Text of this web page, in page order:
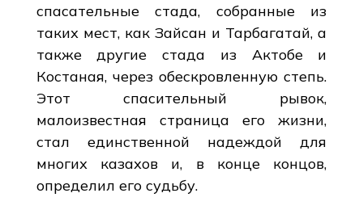
спасательные стада, собранные из
таких мест, как Зайсан и Тарбагатай, а
также другие стада из Актобе и
Костаная, через обескровленную степь.
Этот спасительный рывок,
малоизвестная страница его жизни,
стал единственной надеждой для
многих казахов и, в конце концов,
определил его судьбу.